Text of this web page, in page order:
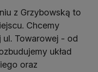
z Grzybowską to
Chcemy
ul. Towarowej - od
układ
oraz